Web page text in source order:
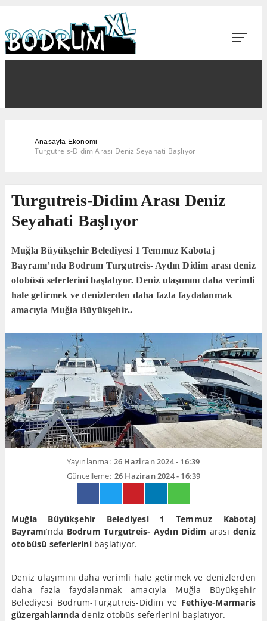
Anasayfa Ekonomi
Turgutreis-Didim Arası Deniz Seyahati Başlıyor
Turgutreis-Didim Arası Deniz
Seyahati Başlıyor
Muğla Büyükşehir Belediyesi 1 Temmuz Kabotaj
Bayramı’nda Bodrum Turgutreis- Aydın Didim arası deniz
otobüsü seferlerini başlatıyor. Deniz ulaşımını daha verimli
hale getirmek ve denizlerden daha fazla faydalanmak
amacıyla Muğla Büyükşehir..
Yayınlanma: 26 Haziran 2024 - 16:39
Güncelleme: 26 Haziran 2024 - 16:39
Muğla Büyükşehir Belediyesi
1 Temmuz Kabotaj
Bayramı’nda Bodrum Turgutreis- Aydın Didim arası deniz
otobüsü seferlerinibaşlatıyor.
Deniz ulaşımını daha verimli hale getirmek ve denizlerden
daha fazla faydalanmak amacıyla Muğla Büyükşehir
Belediyesi Bodrum-Turgutreis-Didim ve Fethiye-Marmaris
güzergahlarında deniz otobüs seferlerini başlatıyor.